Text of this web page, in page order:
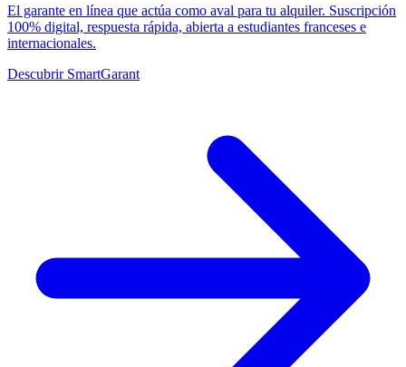
El garante en línea que actúa como aval para tu alquiler. Suscripción
100% digital, respuesta rápida, abierta a estudiantes franceses e
internacionales.
Descubrir SmartGarant